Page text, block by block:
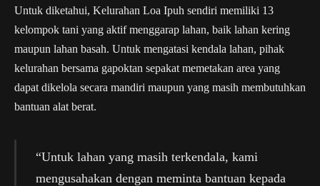
Untuk diketahui, Kelurahan Loa Ipuh sendiri memiliki 13
kelompok tani yang aktif menggarap lahan, baik lahan kering
maupun lahan basah. Untuk mengatasi kendala lahan, pihak
kelurahan bersama gapoktan sepakat memetakan area yang
dapat dikelola secara mandiri maupun yang masih membutuhkan
bantuan alat berat.
“Untuk lahan yang masih terkendala, kami
mengusahakan dengan meminta bantuan kepada